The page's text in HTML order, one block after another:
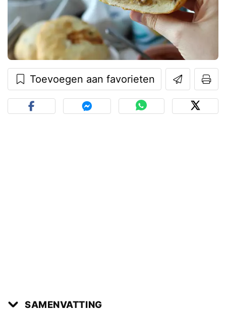
Toevoegen aan favorieten
SAMENVATTING